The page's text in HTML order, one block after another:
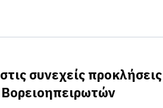
συνεχείς προκλήσεις